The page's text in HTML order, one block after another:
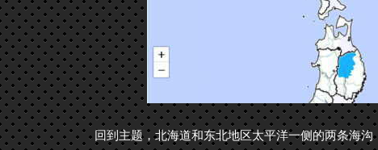
回到主题，北海道和东北地区太平洋一侧的两条海